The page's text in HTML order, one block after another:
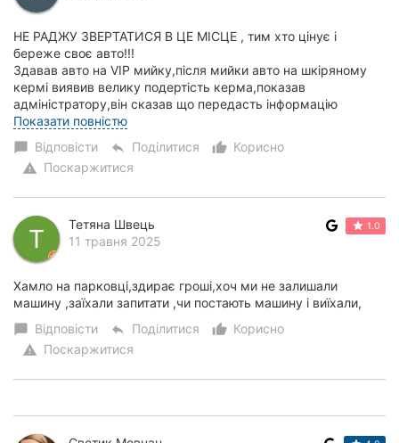
НЕ РАДЖУ ЗВЕРТАТИСЯ В ЦЕ МІСЦЕ , тим хто цінує і
береже своє авто!!!
Здавав авто на VIP мийку,після мийки авто на шкіряному
кермі виявив велику подертість керма,показав
адміністратору,він сказав що передасть інформацію
власнику і розберуться в ситуа...
Показати повністю
chat_bubble Відповісти reply Поділитися thumb_up_alt
Корисно
warning Поскаржитися
Тетяна Швець
11 травня 2025
1.0
Хамло на парковці,здирає гроші,хоч ми не залишали
машину ,заїхали запитати ,чи постають машину і виїхали,
chat_bubble Відповісти reply Поділитися thumb_up_alt
Корисно
warning Поскаржитися